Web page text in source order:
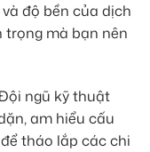
độ bền của dịch
trọng mà bạn nên
ngũ kỹ thuật
am hiểu cấu
tháo lắp các chi